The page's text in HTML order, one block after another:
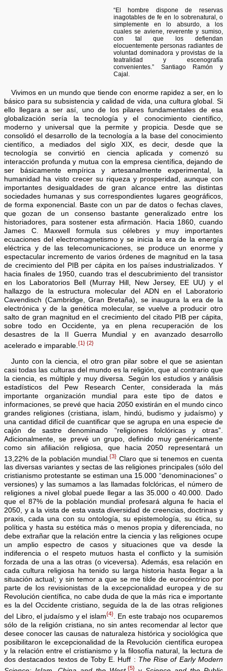
“El hombre dispone de reservas
inagotables de fe en lo sobrenatural, o
simplemente en lo absurdo, a los
cuales se aviene, reverente y sumiso,
con tal que los defiendan
elocuentemente personas radiantes de
voluntad dominadora y provistas de la
teatralidad y escenografía
convenientes.” Santiago Ramón y
Cajal.
Vivimos en un mundo que tiende con enorme rapidez a ser, en lo
básico para su subsistencia y calidad de vida, una cultura global. Si
ello llegara a ser así, uno de los pilares fundamentales de esa
globalización sería la tecnología y el conocimiento científico,
moderno y universal que la permite y propicia. Desde que se
consolidó el desarrollo de la tecnología a la base del conocimiento
científico, a mediados del siglo XIX, es decir, desde que la
tecnología se convirtió en ciencia aplicada y comenzó su
interacción profunda y mutua con la empresa científica, dejando de
ser básicamente empírica y artesanalmente experimental, la
humanidad ha visto crecer su riqueza y prosperidad, aunque con
importantes desigualdades de gran alcance entre las distintas
sociedades humanas y sus correspondientes lugares geográficos,
de forma exponencial. Baste con un par de datos o fechas claves,
que gozan de un consenso bastante generalizado entre los
historiadores, para sostener esta afirmación. Hacia 1860, cuando
James C. Maxwell formula sus célebres y muy importantes
ecuaciones del electromagnetismo y se inicia la era de la energía
eléctrica y de las telecomunicaciones, se produce un enorme y
espectacular incremento de varios órdenes de magnitud en la tasa
de crecimiento del PIB per cápita en los países industrializados. Y
hacia finales de 1950, cuando tras el descubrimiento del transistor
en los Laboratorios Bell (Murray Hill, New Jersey, EE UU) y el
hallazgo de la estructura molecular del ADN en el Laboratorio
Cavendisch (Cambridge, Gran Bretaña), se inaugura la era de la
electrónica y de la genética molecular, se vuelve a producir otro
salto de gran magnitud en el crecimiento del citado PIB per cápita,
sobre todo en Occidente, ya en plena recuperación de los
desastres de la II Guerra Mundial y en avanzado desarrollo
acelerado e imparable.{1} {2}
Junto con la ciencia, el otro gran pilar sobre el que se asientan
casi todas las culturas del mundo es la religión, que al contrario que
la ciencia, es múltiple y muy diversa. Según los estudios y análisis
estadísticos del Pew Research Center, considerada la más
importante organización mundial para este tipo de datos e
informaciones, se prevé que hacia 2050 existirán en el mundo cinco
grandes religiones (cristiana, islam, hindú, budismo y judaísmo) y
una cantidad difícil de cuantificar que se agrupa en una especie de
cajón de sastre denominado “religiones folclóricas y otras”.
Adicionalmente, se prevé un grupo, definido muy genéricamente
como sin afiliación religiosa, que hacia 2050 representará un
13,22% de la población mundial.{3} Claro que si tenemos en cuenta
las diversas variantes y sectas de las religiones principales (sólo del
cristianismo protestante se estiman una 15.000 “denominaciones” o
versiones) y las sumamos a las llamadas folclóricas, el número de
religiones a nivel global puede llegar a las 35.000 o 40.000. Dado
que el 87% de la población mundial profesará alguna fe hacia el
2050, y a la vista de esta vasta diversidad de creencias, doctrinas y
praxis, cada una con su ontología, su epistemología, su ética, su
política y hasta su estética más o menos propia y diferenciada, no
debe extrañar que la relación entre la ciencia y las religiones ocupe
un amplio espectro de casos y situaciones que va desde la
indiferencia o el respeto mutuos hasta el conflicto y la sumisión
forzada de una a las otras (o viceversa). Además, esa relación en
cada cultura religiosa ha tenido su larga historia hasta llegar a la
situación actual; y sin temor a que se me tilde de eurocéntrico por
parte de los revisionistas de la excepcionalidad europea y de su
Revolución científica, no cabe duda de que la más rica e importante
es la del Occidente cristiano, seguida de la de las otras religiones
del Libro, el judaísmo y el islam{4}. En este trabajo nos ocuparemos
sólo de la religión cristiana, no sin antes recomendar al lector que
desee conocer las causas de naturaleza histórica y sociológica que
posibilitaron le excepcionalidad de la Revolución científica europea
y la relación entre el cristianismo y la filosofía natural, la lectura de
dos destacados textos de Toby E. Huff : The Rise of Early Modern
{5}